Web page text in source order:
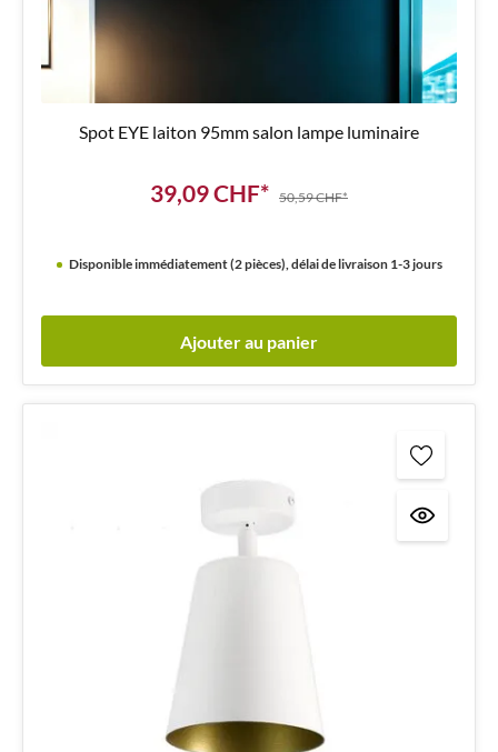
Spot EYE laiton 95mm salon lampe luminaire
39,09 CHF* 50,59 CHF*
Disponible immédiatement (2 pièces), délai de livraison 1-3 jours
Ajouter au panier